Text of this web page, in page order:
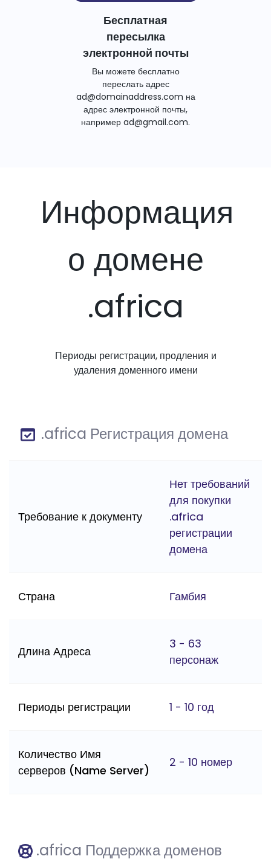
Бесплатная
пересылка
электронной почты
Вы можете бесплатно
переслать адрес
ad@domainaddress.com на
адрес электронной почты,
например ad@gmail.com.
Информация
о домене
.africa
Периоды регистрации, продления и
удаления доменного имени
.africa Регистрация домена
Требование к документу
Нет требований
для покупки
.africa
регистрации
домена
Страна Гамбия
Длина Адреса
3 - 63
персонаж
Периоды регистрации 1 - 10 год
Количество Имя
серверов (Name Server)
2 - 10 номер
.africa Поддержка доменов